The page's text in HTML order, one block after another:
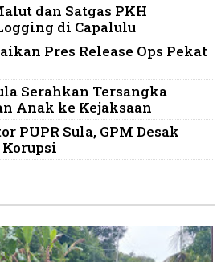
dan Satgas PKH
di Capalulu
Pres Release Ops Pekat
Serahkan Tersangka
Anak ke Kejaksaan
PUPR Sula, GPM Desak
Korupsi